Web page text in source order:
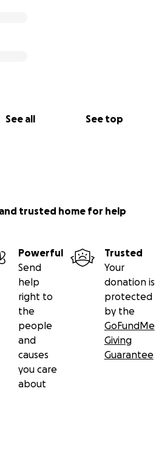
See all See top
trusted home for help
Powerful
Send
help
right to
the
people
and
causes
you care
about
Trusted
Your
donation is
protected
by the
GoFundMe
Giving
Guarantee